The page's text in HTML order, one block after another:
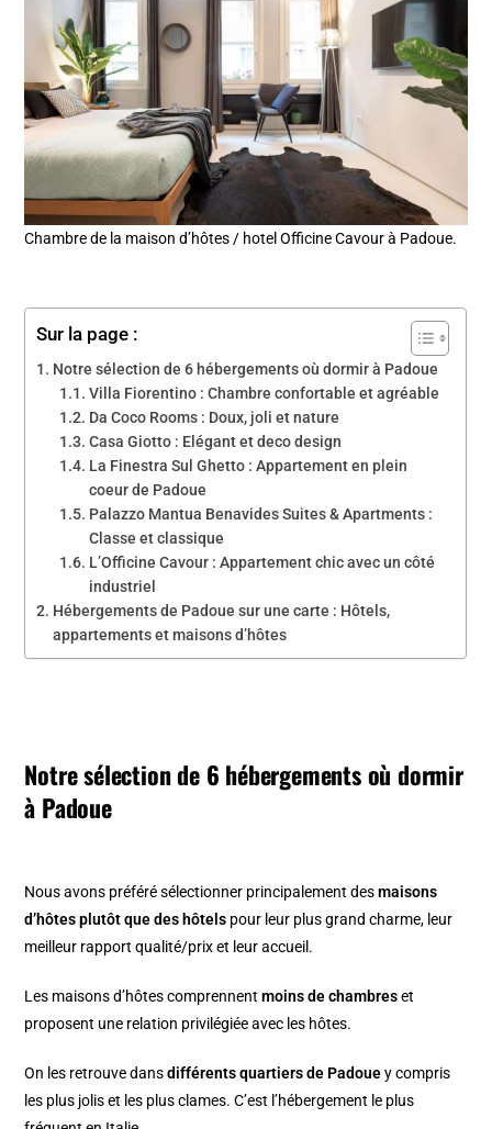
Chambre de la maison d’hôtes / hotel Officine Cavour à Padoue.
Sur la page :
Notre sélection de 6 hébergements où dormir à Padoue
Villa Fiorentino : Chambre confortable et agréable
Da Coco Rooms : Doux, joli et nature
Casa Giotto : Elégant et deco design
La Finestra Sul Ghetto : Appartement en plein
coeur de Padoue
Palazzo Mantua Benavides Suites & Apartments :
Classe et classique
L’Officine Cavour : Appartement chic avec un côté
industriel
Hébergements de Padoue sur une carte : Hôtels,
appartements et maisons d’hôtes
Notre sélection de 6 hébergements où dormir
à Padoue
Nous avons préféré sélectionner principalement desmaisons
d’hôtes plutôt que des hôtels pour leur plus grand charme, leur
meilleur rapport qualité/prix et leur accueil.
Les maisons d’hôtes comprennentmoins de chambreset
proposent une relation privilégiée avec les hôtes.
On les retrouve dansdifférents quartiers de Padouey compris
les plus jolis et les plus clames. C’est l’hébergement le plus